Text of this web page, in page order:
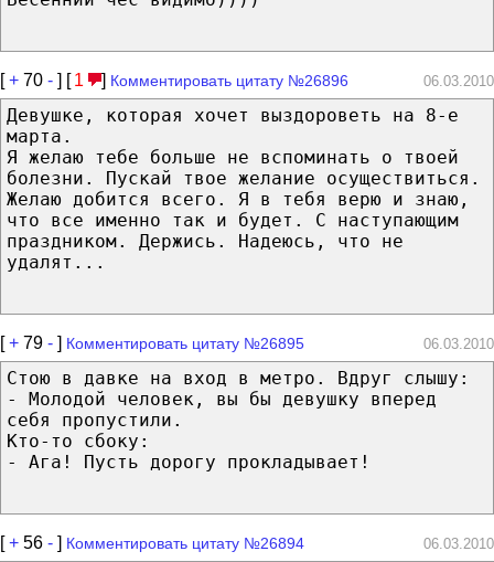
[+ 70 - ] [ 1 ] Комментировать цитату №26896 06.03.2010
Девушке, которая хочет выздороветь на 8-е
марта.
Я желаю тебе больше не вспоминать о твоей
болезни. Пускай твое желание осуществиться.
Желаю добится всего. Я в тебя верю и знаю,
что все именно так и будет. С наступающим
праздником. Держись. Надеюсь, что не
удалят...
[+ 79 - ] Комментировать цитату №26895 06.03.2010
Стою в давке на вход в метро. Вдруг слышу:
- Молодой человек, вы бы девушку вперед
себя пропустили.
Кто-то сбоку:
- Ага! Пусть дорогу прокладывает!
[+ 56 - ] Комментировать цитату №26894 06.03.2010